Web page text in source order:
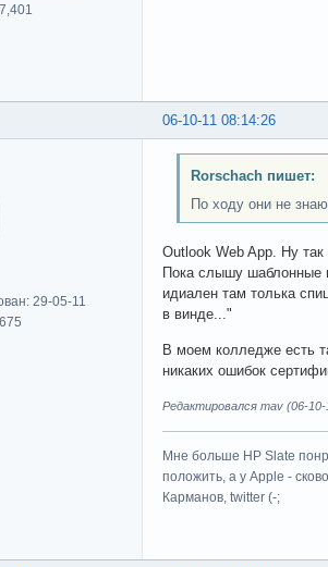
06-10-11 08:14:26
29-05-11
Rorschach пишет:
По ходу они не
Outlook Web App. Ну
Пока слышу шаблонные
идиален там толька
в винде..."
В моем колледже есть
никаких ошибок
Редактировался mav (06-10-
Мне больше HP Slate
положить, а у Apple -
Карманов, twitter (-;